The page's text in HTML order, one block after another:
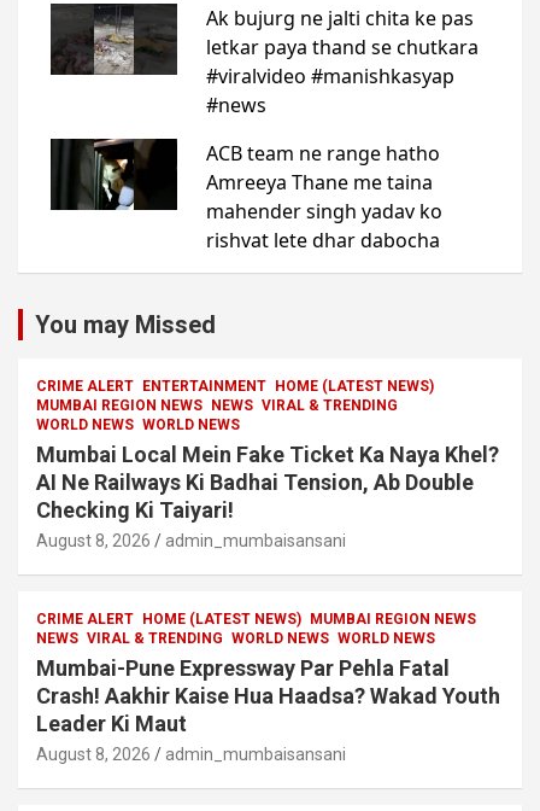
You may Missed
CRIME ALERT ENTERTAINMENT
HOME (LATEST NEWS)
MUMBAI REGION NEWS
NEWS VIRAL & TRENDING
WORLD NEWS WORLD NEWS
Mumbai Local Mein Fake Ticket Ka Naya Khel?
AI Ne Railways Ki Badhai Tension, Ab Double
Checking Ki Taiyari!
August 8, 2026 admin_mumbaisansani
CRIME ALERT HOME (LATEST NEWS)
MUMBAI REGION NEWS
NEWS VIRAL & TRENDING WORLD NEWS WORLD NEWS
Mumbai-Pune Expressway Par Pehla Fatal
Crash! Aakhir Kaise Hua Haadsa? Wakad Youth
Leader Ki Maut
August 8, 2026 admin_mumbaisansani